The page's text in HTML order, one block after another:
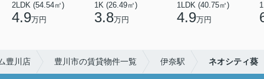
2LDK (54.54㎡)
4.9万円
1K (26.49㎡)
3.8万円
1LDK (40.75㎡)
4.9万円
豊川店 豊川市の賃貸物件一覧 伊奈駅 ネオシティ葵